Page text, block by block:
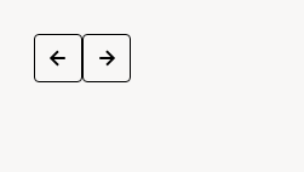
prev next